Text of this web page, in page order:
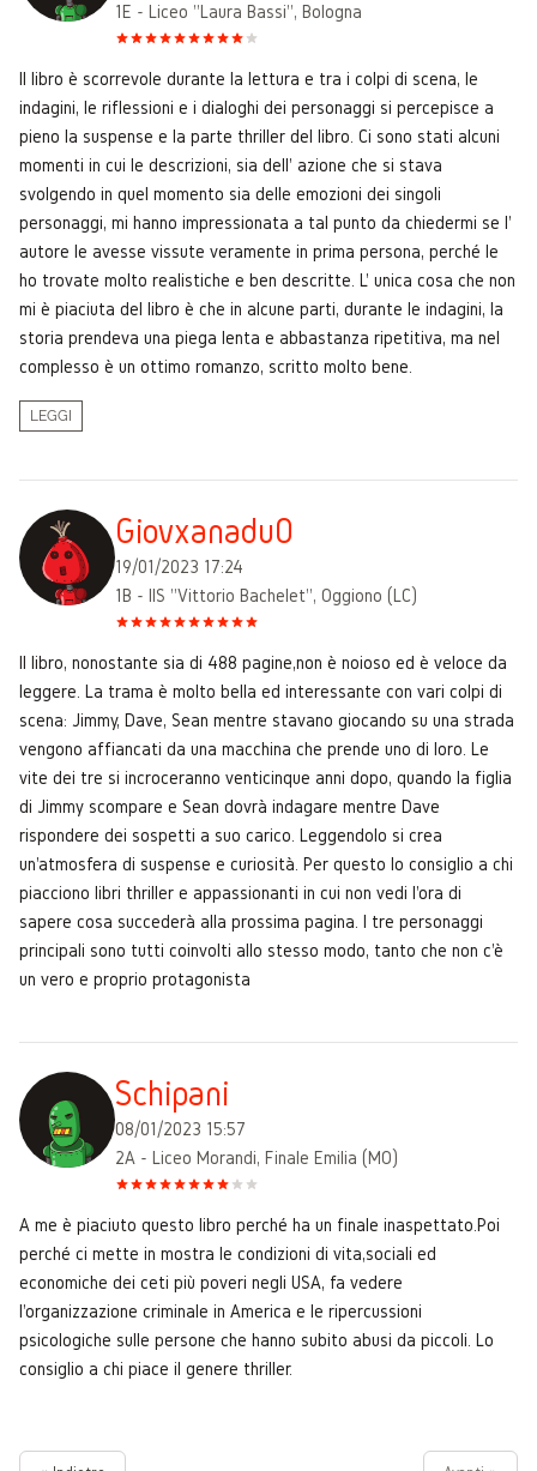
1E - Liceo "Laura Bassi", Bologna
Il libro è scorrevole durante la lettura e tra i colpi di scena, le
indagini, le riflessioni e i dialoghi dei personaggi si percepisce a
pieno la suspense e la parte thriller del libro. Ci sono stati alcuni
momenti in cui le descrizioni, sia dell' azione che si stava
svolgendo in quel momento sia delle emozioni dei singoli
personaggi, mi hanno impressionata a tal punto da chiedermi se l'
autore le avesse vissute veramente in prima persona, perché le
ho trovate molto realistiche e ben descritte. L' unica cosa che non
mi è piaciuta del libro è che in alcune parti, durante le indagini, la
storia prendeva una piega lenta e abbastanza ripetitiva, ma nel
complesso è un ottimo romanzo, scritto molto bene.
LEGGI
Giovxanadu0
19/01/2023 17:24
1B - IIS "Vittorio Bachelet", Oggiono (LC)
Il libro, nonostante sia di 488 pagine,non è noioso ed è veloce da
leggere. La trama è molto bella ed interessante con vari colpi di
scena: Jimmy, Dave, Sean mentre stavano giocando su una strada
vengono affiancati da una macchina che prende uno di loro. Le
vite dei tre si incroceranno venticinque anni dopo, quando la figlia
di Jimmy scompare e Sean dovrà indagare mentre Dave
rispondere dei sospetti a suo carico. Leggendolo si crea
un'atmosfera di suspense e curiosità. Per questo lo consiglio a chi
piacciono libri thriller e appassionanti in cui non vedi l'ora di
sapere cosa succederà alla prossima pagina. I tre personaggi
principali sono tutti coinvolti allo stesso modo, tanto che non c'è
un vero e proprio protagonista
Schipani
08/01/2023 15:57
2A - Liceo Morandi, Finale Emilia (MO)
A me è piaciuto questo libro perché ha un finale inaspettato.Poi
perché ci mette in mostra le condizioni di vita,sociali ed
economiche dei ceti più poveri negli USA, fa vedere
l'organizzazione criminale in America e le ripercussioni
psicologiche sulle persone che hanno subito abusi da piccoli. Lo
consiglio a chi piace il genere thriller.